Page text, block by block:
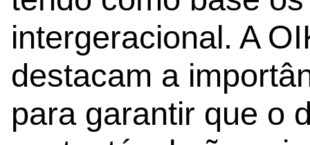
intergeracional. A
destacam a
para garantir que o